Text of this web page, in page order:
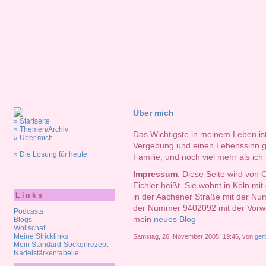
» Startseite
» Themen/Archiv
» Über mich
» Die Losung für heute
Links
Podcasts
Blogs
Wollschaf
Meine Stricklinks
Mein Standard-Sockenrezept
Nadelstärkentabelle
Über mich
Das Wichtigste in meinem Leben
Vergebung und einen Lebenssinn
Familie, und noch viel mehr als
Impressum: Diese Seite wird von
Eichler heißt. Sie wohnt in Köln
in der Aachener Straße mit der
der Nummer 9402092 mit der
mein neues Blog
Samstag, 26. November 2005, 19:46, von